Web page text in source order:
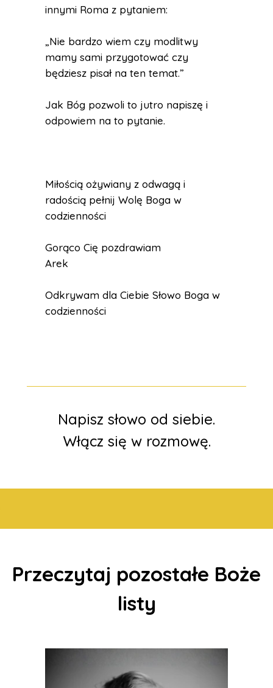
innymi Roma z pytaniem:
„Nie bardzo wiem czy modlitwy
mamy sami przygotować czy
będziesz pisał na ten temat.”
Jak Bóg pozwoli to jutro napiszę i
odpowiem na to pytanie.
Miłością ożywiany z odwagą i
radością pełnij Wolę Boga w
codzienności
Gorąco Cię pozdrawiam
Arek
Odkrywam dla Ciebie Słowo Boga w
codzienności
Napisz słowo od siebie.
Włącz się w rozmowę.
Przeczytaj pozostałe Boże
listy